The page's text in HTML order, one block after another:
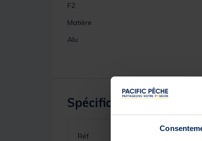
F2
Matière
Alu
Spécifications
Réf.